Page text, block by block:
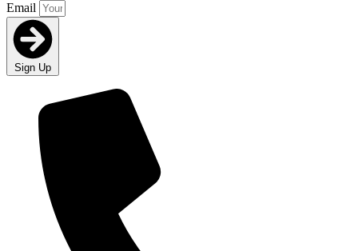
Email
Sign Up
Vil du lære hvordan du
styrker dit team?